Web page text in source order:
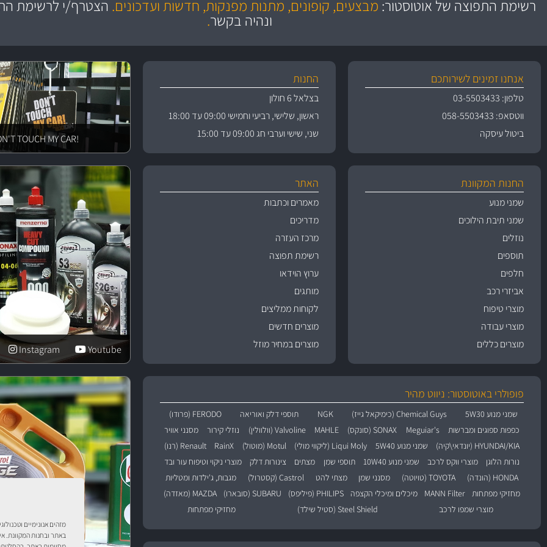
מזהים אנונימיים
באתר ובחנות המקוונת.
משלוחים
גרמניה
רשימת התפוצה של אוטוסטור: מבצעים, קופונים, מתנות מפנקות, חדשות ועדכונים. הצטרף/י לרשימת
ונהיה בקשר.
אנחנו זמינים לשירותכם
טלפון: 03-5503433
ווטסאפ: 058-5503433
ביטול עיסקה
החנות
בצלאל 6 חולון
ראשון, שלישי, רביעי וחמישי 09:00 עד 18:00
שני, שישי וערבי חג 09:00 עד 15:00
!DON'T TOUCH MY CAR
החנות המקוונת
שמני מנוע
שמני תיבת הילוכים
נוזלים
תוספים
חלפים
אביזרי רכב
מוצרי טיפוח
מוצרי עבודה
מוצרים כללים
האתר
מאמרים וכתבות
מדריכים
מרכז העזרה
רשימת תפוצה
ערוץ הוידאו
מותגים
לקוחות ממליצים
מוצרים חדשים
מוצרים במחיר מוזל
Youtube
Instagram
פופולרי באוטוסטור: ניווט מהיר
שמני מנוע 5W30 Chemical Guys (כימיקאל גייז) NGK תוספי דלק ואוריאה
FERODO (פרודו)
כפפות ספוגים ומברשות
Meguiar's SONAX (סונקס) MAHLE Valvoline (וולוולין) נוזלי קירור
מסנני אוויר
HYUNDAI/KIA (יונדאי\קיה)
שמני מנוע 5W40 Liqui Moly (ליקווי מולי) Motul (מוטול) RainX
Renault (רנו)
נורות הלוגן
מוצרי ווקס לרכב שמני מנוע 10W40 תוספי שמן מצתים צינורות דלק
מוצרי ניקוי וטיפוח עור ובד
HONDA (הונדה)
TOYOTA (טויוטה) מסנני שמן מצתי להט Castrol (קסטרול)
מגבות, ג'ילדות ומטליות
מחזיקי מפתחות
MANN Filter מיכלים ומיכלי הקצפה PHILIPS (פיליפס) SUBARU (סובארו)
MAZDA (מאזדה)
מוצרי שמפו לרכב
Steel Shield (סטיל שילד) מחזיקי מפתחות